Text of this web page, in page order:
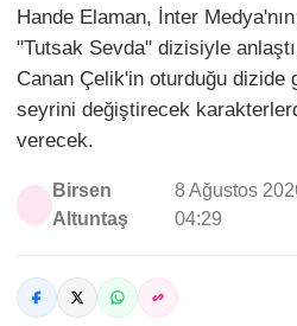
Hande Elaman, İnter Medya'nın
"Tutsak Sevda" dizisiyle
Canan Çelik'in oturduğu dizide
seyrini değiştirecek
verecek.
Birsen
Altuntaş
8 Ağustos
04:29